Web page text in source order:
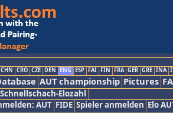
CHN CRO CZE DEN ENG ESP FAI FIN FRA GER GRE INA
AUT championship Pictures
Schnellschach-Elozahl
AUT FIDE Spieler anmelden Elo